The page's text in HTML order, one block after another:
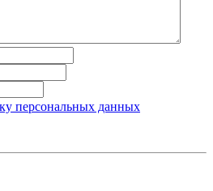
персональных данных